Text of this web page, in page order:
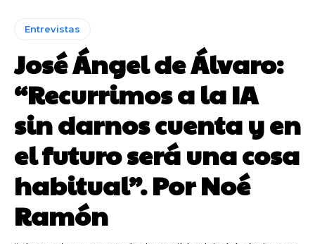
Entrevistas
José Ángel de Álvaro:
“Recurrimos a la IA
sin darnos cuenta y en
el futuro será una cosa
habitual”. Por Noé
Ramón